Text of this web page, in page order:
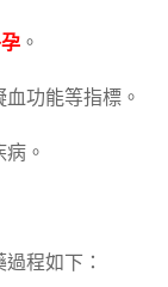
。
功能等指標。
。
程如下：